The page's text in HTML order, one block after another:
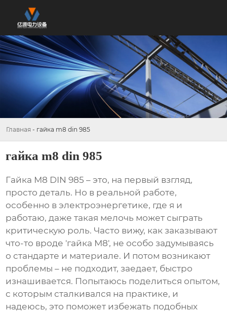
Главная - гайка m8 din 985
гайка m8 din 985
Гайка М8 DIN 985 – это, на первый взгляд,
просто деталь. Но в реальной работе,
особенно в электроэнергетике, где я и
работаю, даже такая мелочь может сыграть
критическую роль. Часто вижу, как заказывают
что-то вроде 'гайка М8', не особо задумываясь
о стандарте и материале. И потом возникают
проблемы – не подходит, заедает, быстро
изнашивается. Попытаюсь поделиться опытом,
с которым сталкивался на практике, и
надеюсь, это поможет избежать подобных